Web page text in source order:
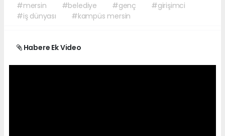
#mersin #belediye #genç
#girişimci
#iş dünyası
#kampüs mersin
Habere Ek Video